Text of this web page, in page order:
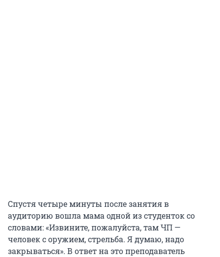
Спустя четыре минуты после занятия в
аудиторию вошла мама одной из студенток со
словами: «Извините, пожалуйста, там ЧП —
человек с оружием, стрельба. Я думаю, надо
закрываться». В ответ на это преподаватель